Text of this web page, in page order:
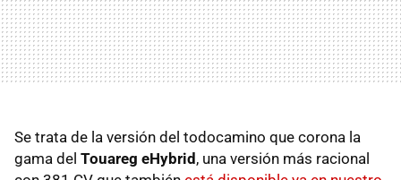
Se trata de la versión del todocamino que corona la
gama del Touareg eHybrid, una versión más racional